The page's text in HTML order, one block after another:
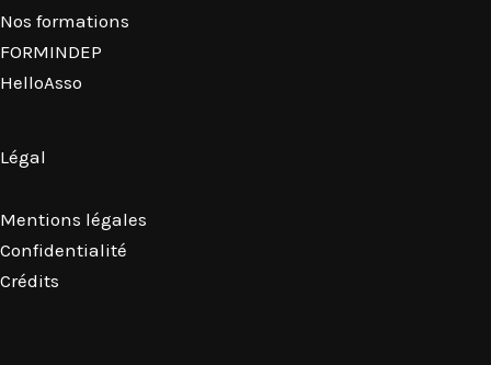
Nos formations
FORMINDEP
HelloAsso
Légal
Mentions légales
Confidentialité
Crédits